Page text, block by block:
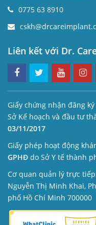
0775 63 8910
Liên kết với Dr.
Giấy chứng nhận đăng
Sở Kế hoạch và đầu tư
03/11/2017
Giấy phép hoạt động
GPHĐ do Sở Y tế thành
Cơ quan quản lý trực
Nguyễn Thị Minh Khai,
phố Hồ Chí Minh 700000